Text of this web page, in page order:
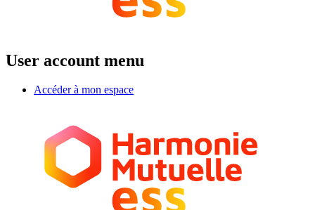
User account menu
Accéder à mon espace